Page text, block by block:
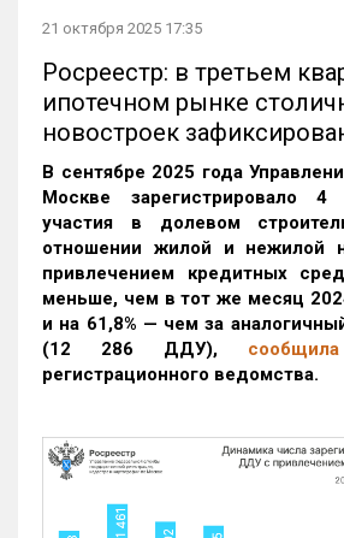
21 октября 2025 17:35
Росреестр: в третьем
ипотечном рынке
новостроек
В сентябре 2025 года
Москве зарегистрировало 4
участия в долевом
отношении жилой и нежилой
привлечением кредитных
меньше, чем в тот же месяц
и на 61,8% — чем за
(12 286 ДДУ), сообщила
регистрационного ведомства.